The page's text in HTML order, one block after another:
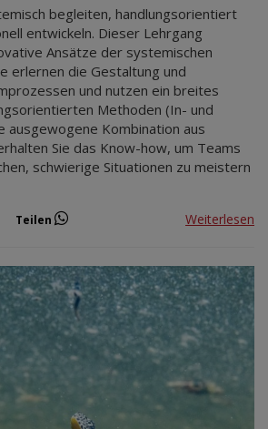
begleiten, handlungsorientiert
entwickeln. Dieser Lehrgang
Ansätze der systemischen
erlernen die Gestaltung und
und nutzen ein breites
Methoden (In- und
ausgewogene Kombination aus
Sie das Know-how, um Teams
schwierige Situationen zu meistern
Teilen Weiterlesen